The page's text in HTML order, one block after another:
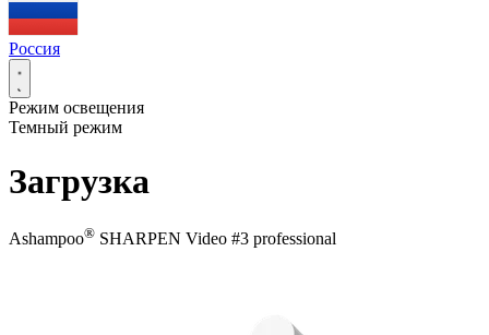
Россия
Режим освещения
Темный режим
Загрузка
Ashampoo® SHARPEN Video #3 professional